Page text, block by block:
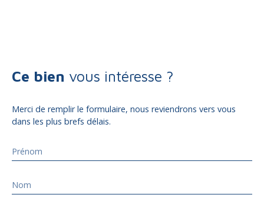
Ce bien vous intéresse ?
Merci de remplir le formulaire, nous reviendrons vers vous
dans les plus brefs délais.
Prénom
Nom